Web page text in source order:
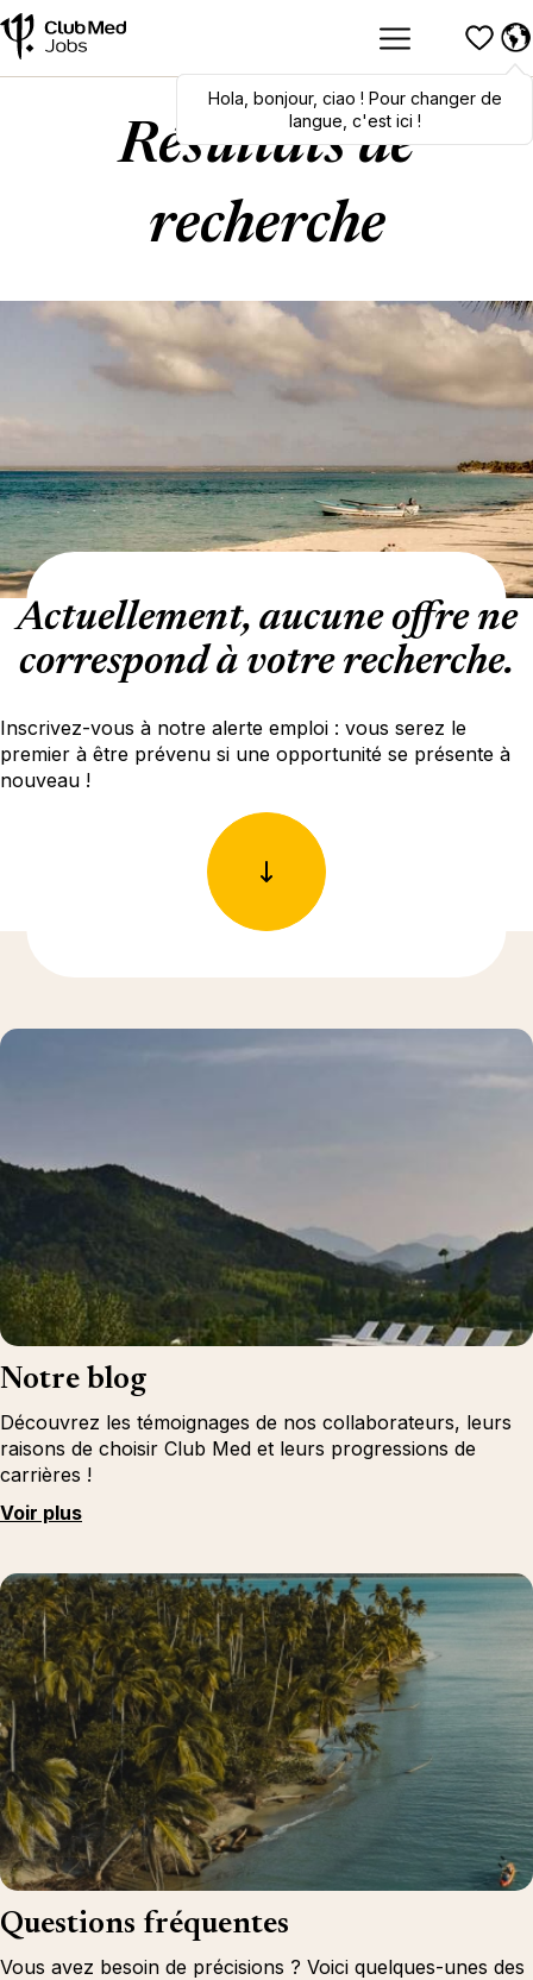
Hola,bonjour,ciao! To switch
languages, click here!
Hola bonjour, ciao ! Pour changer de
langue, c'est ici !
Résultats de
recherche
Actuellement, aucune offre ne
correspond à votre recherche.
Inscrivez-vous à notre alerte emploi : vous serez le
premier à être prévenu si une opportunité se présente à
nouveau !
Notre blog
Découvrez les témoignages de nos collaborateurs, leurs
raisons de choisir Club Med et leurs progressions de
carrières !
Voir plus
Questions fréquentes
Vous avez besoin de précisions ? Voici quelques-unes des